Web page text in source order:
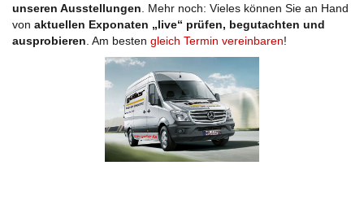
unseren Ausstellungen . Mehr noch: Vieles können Sie an Hand
von aktuellen Exponaten „live“ prüfen, begutachten und
ausprobieren . Am besten gleich Termin vereinbaren!